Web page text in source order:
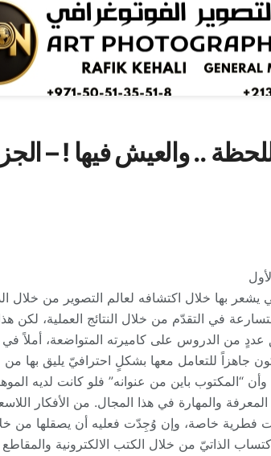
.. والعيش فيها ! –
يشعر بها خلال اكتشافه لعالم التصوير من خلال
في التقدّم من خلال النتائج العملية، لكن
عددٍ من الدروس على كاميرته المتواضعة، أملاً
جاهزاً للتعامل معها بشكلٍ احترافيّ يليق بها
“المكتوب باين من عنوانه” فلو كانت لديه
والمهارة في هذا المجال. من الأفكار
فطرية خاصة، وإن وُجِدّت فعليه أن يصقلها من
الذاتيّ من خلال الكتب الالكترونية والمقاطع